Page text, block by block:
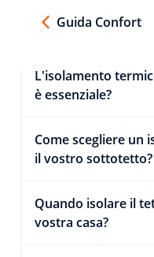
Guida Confort
L'isolamento
è essenziale?
Come scegliere un
il vostro sottotetto?
Quando isolare il
vostra casa?